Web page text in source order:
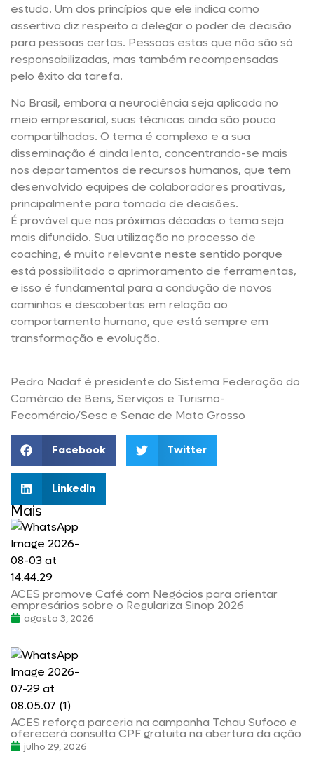
estudo. Um dos princípios que ele indica como
assertivo diz respeito a delegar o poder de decisão
para pessoas certas. Pessoas estas que não são só
responsabilizadas, mas também recompensadas
pelo êxito da tarefa.
No Brasil, embora a neurociência seja aplicada no
meio empresarial, suas técnicas ainda são pouco
compartilhadas. O tema é complexo e a sua
disseminação é ainda lenta, concentrando-se mais
nos departamentos de recursos humanos, que tem
desenvolvido equipes de colaboradores proativas,
principalmente para tomada de decisões.
É provável que nas próximas décadas o tema seja
mais difundido. Sua utilização no processo de
coaching, é muito relevante neste sentido porque
está possibilitado o aprimoramento de ferramentas,
e isso é fundamental para a condução de novos
caminhos e descobertas em relação ao
comportamento humano, que está sempre em
transformação e evolução.
Pedro Nadaf é presidente do Sistema Federação do
Comércio de Bens, Serviços e Turismo-
Fecomércio/Sesc e Senac de Mato Grosso
Facebook Twitter
LinkedIn
Mais
ACES promove Café com Negócios para orientar
empresários sobre o Regulariza Sinop 2026
agosto 3, 2026
ACES reforça parceria na campanha Tchau Sufoco e
oferecerá consulta CPF gratuita na abertura da ação
julho 29, 2026